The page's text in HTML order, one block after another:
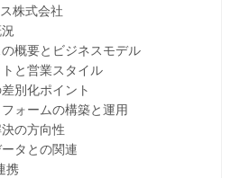
株式会社
要とビジネスモデル
と営業スタイル
別化ポイント
ームの構築と運用
の方向性
タとの関連
携